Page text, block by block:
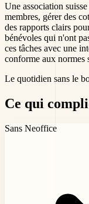
Une association
membres, gérer des
des rapports clairs
bénévoles qui n'ont
ces tâches avec une
conforme aux normes
Le quotidien sans le
Ce qui
Sans Neoffice